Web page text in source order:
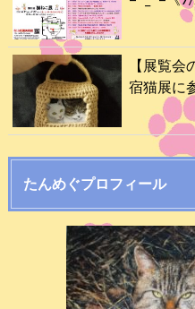
【展覧
宿猫展に
たんめぐプロフィール